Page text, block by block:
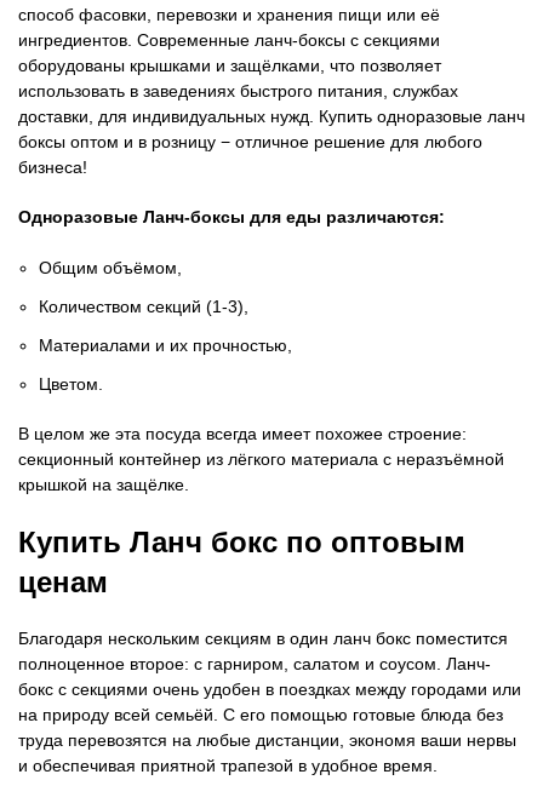
способ фасовки, перевозки и хранения пищи или её
ингредиентов. Современные ланч-боксы с секциями
оборудованы крышками и защёлками, что позволяет
использовать в заведениях быстрого питания, службах
доставки, для индивидуальных нужд. Купить одноразовые ланч
боксы оптом и в розницу − отличное решение для любого
бизнеса!
Одноразовые Ланч-боксы для еды различаются:
Общим объёмом,
Количеством секций (1-3),
Материалами и их прочностью,
Цветом.
В целом же эта посуда всегда имеет похожее строение:
секционный контейнер из лёгкого материала с неразъёмной
крышкой на защёлке.
Купить Ланч бокс по оптовым
ценам
Благодаря нескольким секциям в один ланч бокс поместится
полноценное второе: с гарниром, салатом и соусом. Ланч-
бокс с секциями очень удобен в поездках между городами или
на природу всей семьёй. С его помощью готовые блюда без
труда перевозятся на любые дистанции, экономя ваши нервы
и обеспечивая приятной трапезой в удобное время.